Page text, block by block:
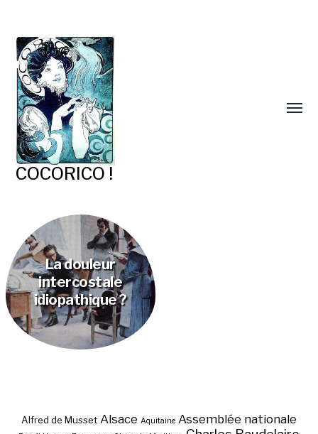
COCORICO !
La douleur
intercostale
idiopathique ?
Alfred de Musset Alsace Aquitaine Assemblée nationale